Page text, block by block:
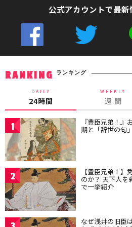
公式アカウントで最新
RANKING ランキング
DAILY
24時間
WEEKLY
週 間
1 『豊臣兄弟！
期と「辞世の句
2 【豊臣兄弟！】
のか？ 天下人を
で一挙紹介
なぜ浅井の旧臣